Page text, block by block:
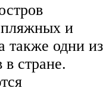
пляжных и
также одни из
стране.